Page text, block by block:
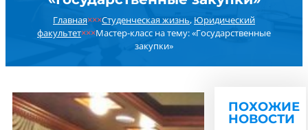
ДОПОБРАЗОВАНИЕ
ОБ УНИВЕРСИТЕТЕ
РЕЗУЛЬТАТ ПОИСКА:
Главная×××Студенческая жизнь, Юридический
факультет×××Мастер-класс на тему: «Государственные
закупки»
ПОХОЖИЕ
НОВОСТИ